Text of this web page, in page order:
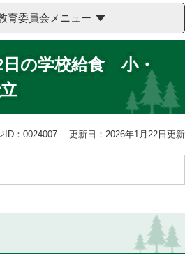
育委員会メニュー
日の学校給食 小・
ID：0024007 更新日：2026年1月22日更新